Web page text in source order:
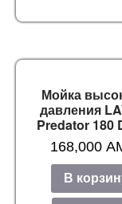
Мойка
давления
Predator 180
168,000
В